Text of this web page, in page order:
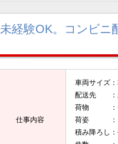
未経験OK。コンビニ
仕事内容
車両サイズ：
配送先 ：
荷物 ：チ
荷姿 ：ク
積み降ろし